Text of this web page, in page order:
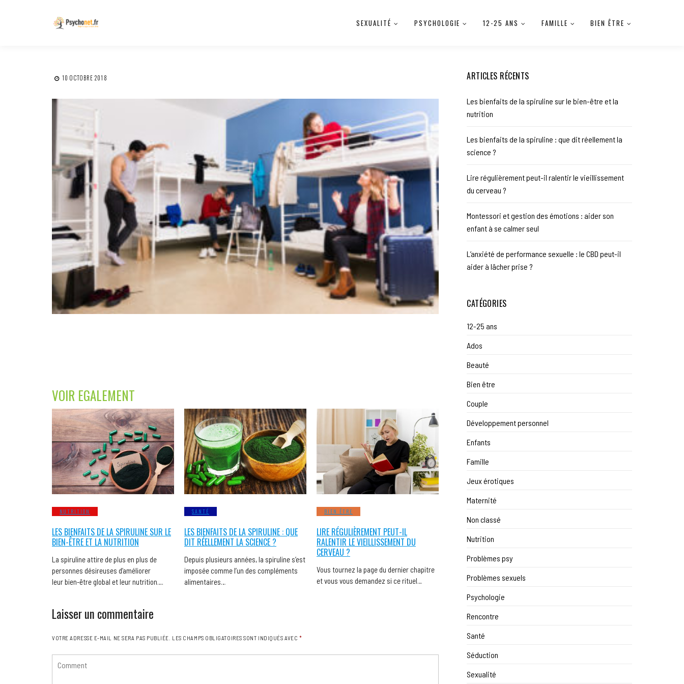
SEXUALITÉ PSYCHOLOGIE 12-25 ANS FAMILLE BIEN ÊTRE
10 OCTOBRE 2018
VOIR EGALEMENT
NUTRITION
LES BIENFAITS DE LA SPIRULINE SUR LE
BIEN-ÊTRE ET LA NUTRITION
La spiruline attire de plus en plus de
personnes désireuses d’améliorer
leur bien-être global et leur nutrition….
SANTÉ
LES BIENFAITS DE LA SPIRULINE : QUE
DIT RÉELLEMENT LA SCIENCE ?
Depuis plusieurs années, la spiruline s’est
imposée comme l’un des compléments
alimentaires…
BIEN ÊTRE
LIRE RÉGULIÈREMENT PEUT-IL
RALENTIR LE VIEILLISSEMENT DU
CERVEAU ?
Vous tournez la page du dernier chapitre
et vous vous demandez si ce rituel…
Laisser un commentaire
VOTRE ADRESSE E-MAIL NE SERA PAS PUBLIÉE. LES CHAMPS OBLIGATOIRES SONT INDIQUÉS AVEC *
ARTICLES RÉCENTS
Les bienfaits de la spiruline sur le bien-être et la
nutrition
Les bienfaits de la spiruline : que dit réellement la
science ?
Lire régulièrement peut-il ralentir le vieillissement
du cerveau ?
Montessori et gestion des émotions : aider son
enfant à se calmer seul
L’anxiété de performance sexuelle : le CBD peut-il
aider à lâcher prise ?
CATÉGORIES
12-25 ans
Ados
Beauté
Bien être
Couple
Développement personnel
Enfants
Famille
Jeux érotiques
Maternité
Non classé
Nutrition
Problèmes psy
Problèmes sexuels
Psychologie
Rencontre
Santé
Séduction
Sexualité